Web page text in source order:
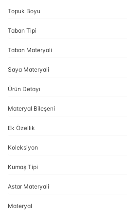
Topuk Boyu
Taban Tipi
Taban Materyali
Saya Materyali
Ürün Detayı
Materyal Bileşeni
Ek Özellik
Koleksiyon
Kumaş Tipi
Astar Materyali
Materyal